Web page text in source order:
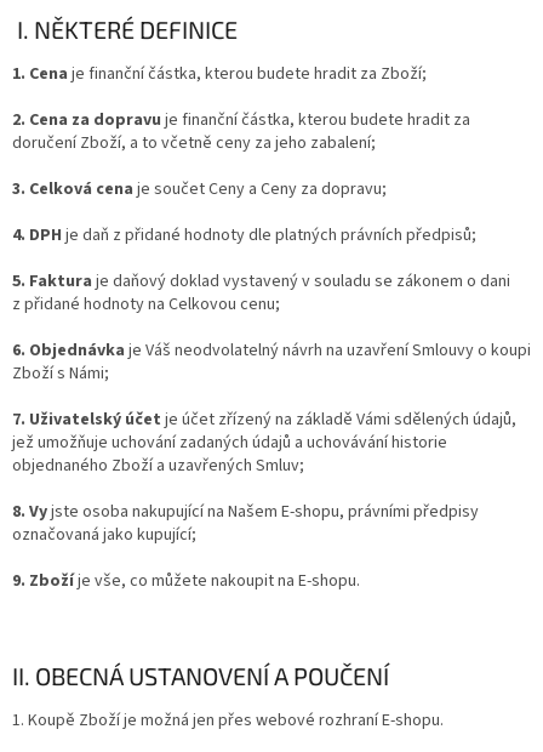
I. NĚKTERÉ DEFINICE
1. Cena je finanční částka, kterou budete hradit za Zboží;
2. Cena za dopravu je finanční částka, kterou budete hradit za
doručení Zboží, a to včetně ceny za jeho zabalení;
3. Celková cena je součet Ceny a Ceny za dopravu;
4. DPH je daň z přidané hodnoty dle platných právních předpisů;
5. Faktura je daňový doklad vystavený v souladu se zákonem o dani
z přidané hodnoty na Celkovou cenu;
6. Objednávka je Váš neodvolatelný návrh na uzavření Smlouvy o koupi
Zboží s Námi;
7. Uživatelský účet je účet zřízený na základě Vámi sdělených údajů,
jež umožňuje uchování zadaných údajů a uchovávání historie
objednaného Zboží a uzavřených Smluv;
8. Vyjste osoba nakupující na Našem E-shopu, právními předpisy
označovaná jako kupující;
9. Zbožíje vše, co můžete nakoupit na E-shopu.
II. OBECNÁ USTANOVENÍ A POUČENÍ
1. Koupě Zboží je možná jen přes webové rozhraní E-shopu.